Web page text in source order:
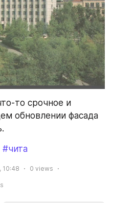
то срочное и
обновлении фасада
#чита
10:48 0 views